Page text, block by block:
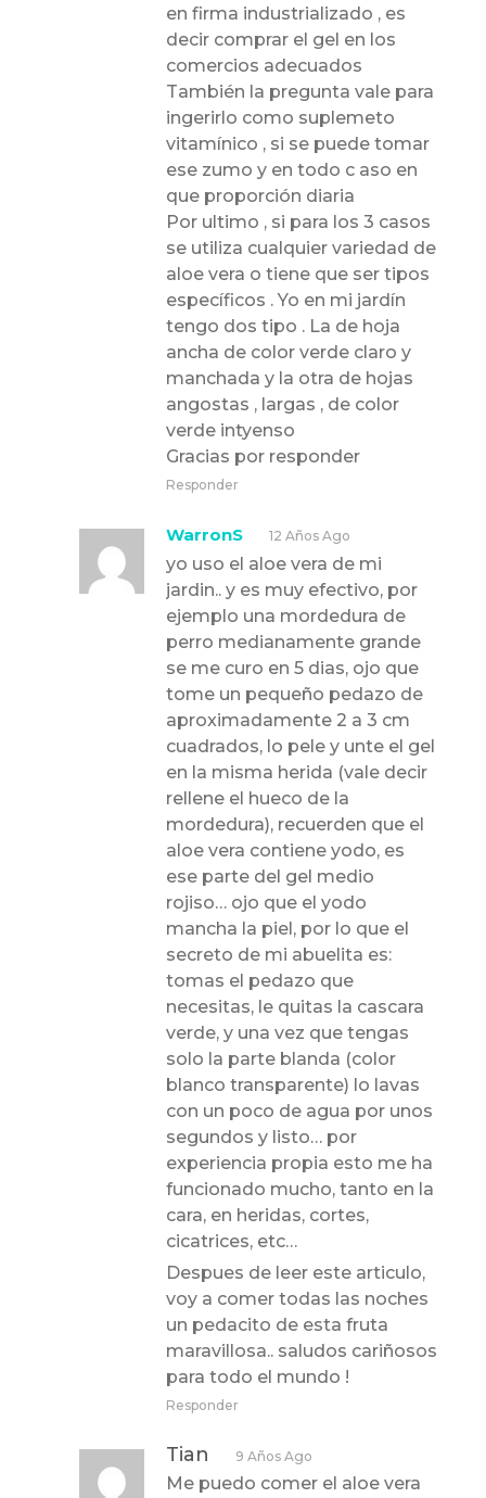
en firma industrializado , es
decir comprar el gel en los
comercios adecuados
También la pregunta vale para
ingerirlo como suplemeto
vitamínico , si se puede tomar
ese zumo y en todo c aso en
que proporción diaria
Por ultimo , si para los 3 casos
se utiliza cualquier variedad de
aloe vera o tiene que ser tipos
específicos . Yo en mi jardín
tengo dos tipo . La de hoja
ancha de color verde claro y
manchada y la otra de hojas
angostas , largas , de color
verde intyenso
Gracias por responder
Responder
WarronS 12 Años Ago
yo uso el aloe vera de mi
jardin.. y es muy efectivo, por
ejemplo una mordedura de
perro medianamente grande
se me curo en 5 dias, ojo que
tome un pequeño pedazo de
aproximadamente 2 a 3 cm
cuadrados, lo pele y unte el gel
en la misma herida (vale decir
rellene el hueco de la
mordedura), recuerden que el
aloe vera contiene yodo, es
ese parte del gel medio
rojiso… ojo que el yodo
mancha la piel, por lo que el
secreto de mi abuelita es:
tomas el pedazo que
necesitas, le quitas la cascara
verde, y una vez que tengas
solo la parte blanda (color
blanco transparente) lo lavas
con un poco de agua por unos
segundos y listo… por
experiencia propia esto me ha
funcionado mucho, tanto en la
cara, en heridas, cortes,
cicatrices, etc…
Despues de leer este articulo,
voy a comer todas las noches
un pedacito de esta fruta
maravillosa.. saludos cariñosos
para todo el mundo !
Responder
Tian 9 Años Ago
Me puedo comer el aloe vera